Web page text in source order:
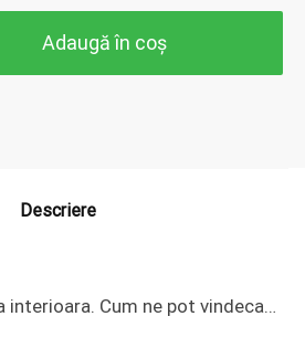
Adaugă în coș
Descriere
interioara. Cum ne pot vindeca…